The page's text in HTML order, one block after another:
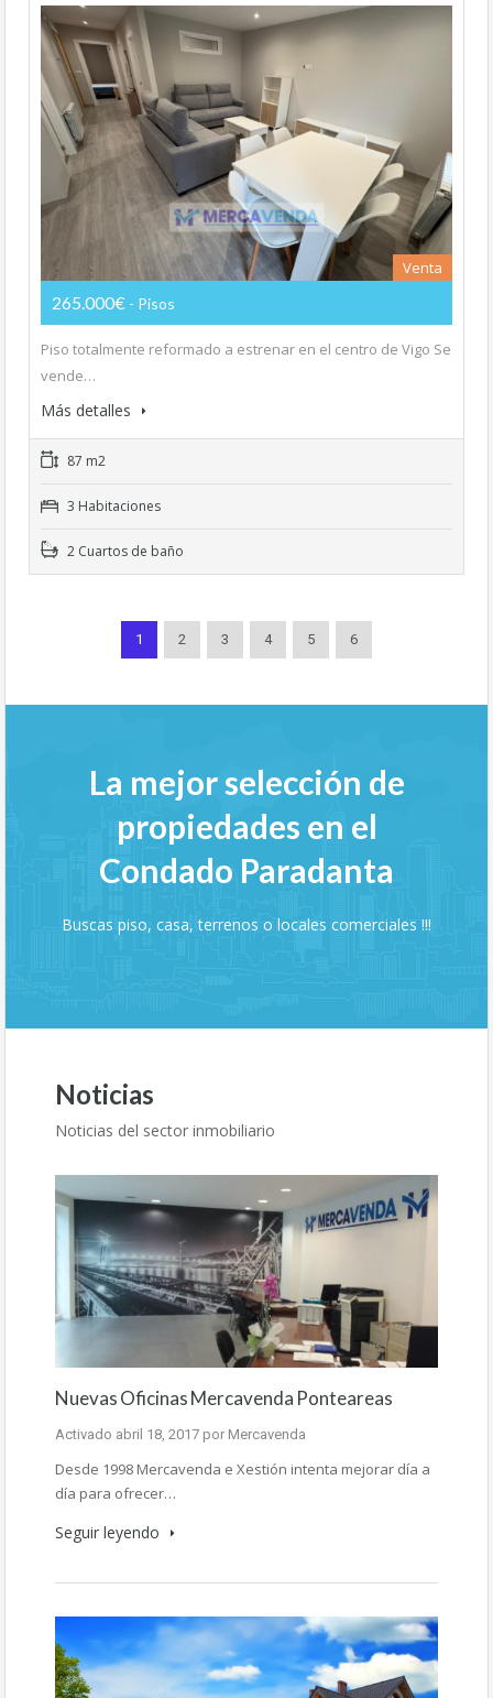
Venta
265.000€ - Pisos
Piso totalmente reformado a estrenar en el centro de Vigo Se
vende…
Más detalles
87 m2
3 Habitaciones
2 Cuartos de baño
1 2 3 4 5 6
La mejor selección de
propiedades en el
Condado Paradanta
Buscas piso, casa, terrenos o locales comerciales !!!
Noticias
Noticias del sector inmobiliario
Nuevas Oficinas Mercavenda Ponteareas
Activado abril 18, 2017 por Mercavenda
Desde 1998 Mercavenda e Xestión intenta mejorar día a
día para ofrecer…
Seguir leyendo